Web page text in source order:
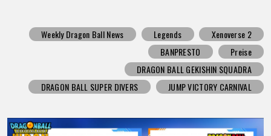
Weekly Dragon Ball News Legends
Xenoverse 2
BANPRESTO
Preise
DRAGON BALL GEKISHIN SQUADRA
DRAGON BALL SUPER DIVERS
JUMP VICTORY CARNIVAL